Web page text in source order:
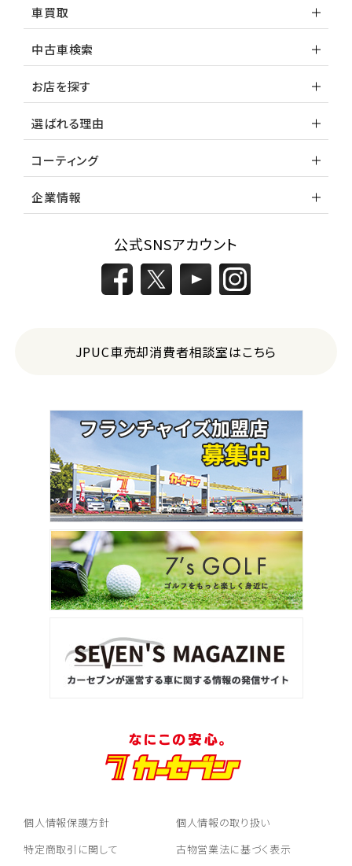
車買取
中古車検索
お店を探す
選ばれる理由
コーティング
企業情報
公式SNSアカウント
JPUC車売却消費者相談室はこちら
個人情報保護方針
個人情報の取り扱い
特定商取引に関して
古物営業法に基づく表示